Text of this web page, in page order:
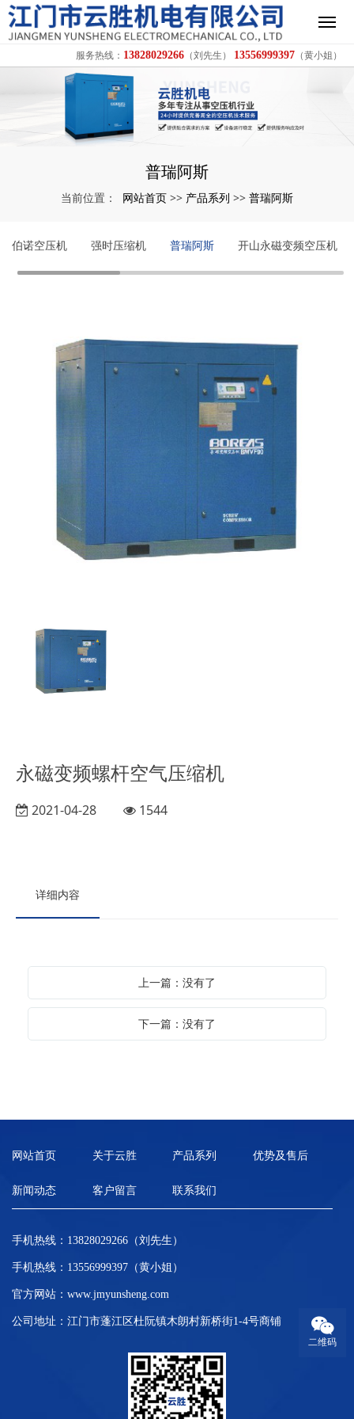
服务热线： 13828029266 （刘先生） 13556999397 （黄小姐）
普瑞阿斯
当前位置： 网站首页 >> 产品系列 >> 普瑞阿斯
伯诺空压机 强时压缩机 普瑞阿斯 开山永磁变频空压机
永磁变频螺杆空气压缩机
2021-04-28 1544
详细内容
上一篇：没有了
下一篇：没有了
网站首页 关于云胜 产品系列 优势及售后
新闻动态 客户留言 联系我们
手机热线：13828029266（刘先生）
手机热线：13556999397（黄小姐）
官方网站： www.jmyunsheng.com
公司地址：江门市蓬江区杜阮镇木朗村新桥街1-4号商铺
二维码